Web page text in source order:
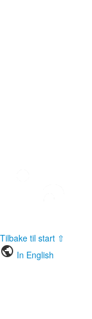
Tilbake til start ⇧
public In English